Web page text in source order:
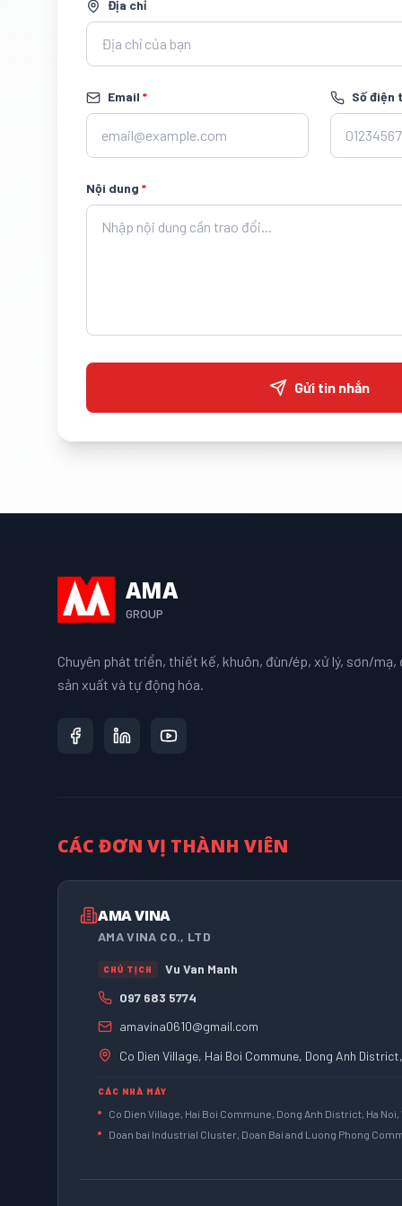
Địa chỉ
Email * Số điện
Nội dung *
Gửi tin nhắn
AMA
GROUP
Chuyên phát triển, thiết kế, khuôn, đùn/ép, xử lý, sơn/
sản xuất và tự động hóa.
CÁC ĐƠN VỊ THÀNH VIÊN
AMA VINA
AMA VINA CO., LTD
CHỦ TỊCH
Vu Van Manh
097 683 5774
amavina0610@gmail.com
Co Dien Village, Hai Boi Commune, Dong Anh
CÁC NHÀ MÁY
Co Dien Village, Hai Boi Commune, Dong Anh District, Ha Noi,
Doan bai Industrial Cluster, Doan Bai and Luong Phong